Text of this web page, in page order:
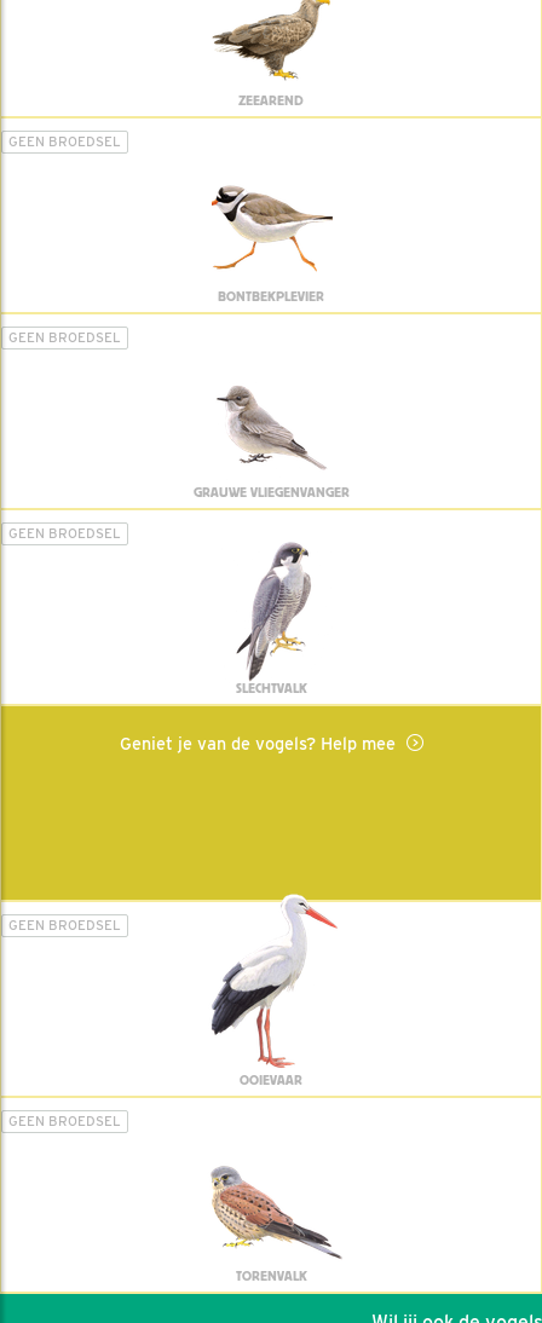
ZEEAREND
GEEN BROEDSEL
BONTBEKPLEVIER
GEEN BROEDSEL
GRAUWE VLIEGENVANGER
GEEN BROEDSEL
SLECHTVALK
Geniet je van de vogels? Help mee
GEEN BROEDSEL
OOIEVAAR
GEEN BROEDSEL
TORENVALK